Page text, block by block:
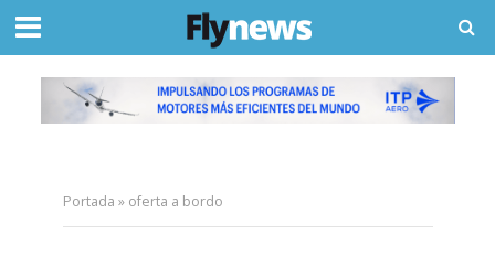
Portada » oferta a bordo